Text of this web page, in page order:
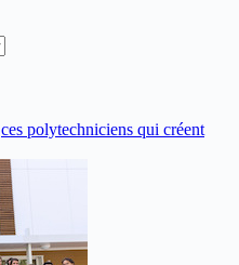
ces polytechniciens qui créent